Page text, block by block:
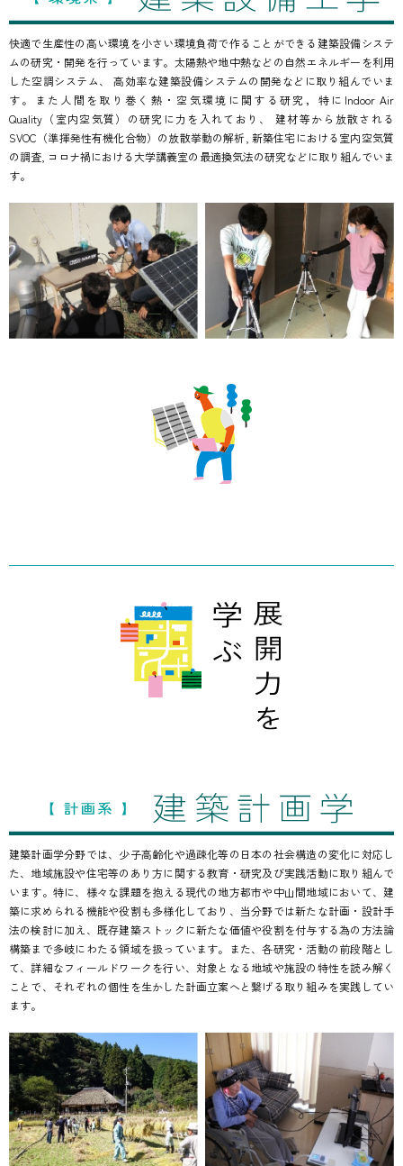
快適で生産性の高い環境を小さい環境負荷で作ることができる建築設備システ
ムの研究・開発を行っています。太陽熱や地中熱などの自然エネルギーを利用
した空調システム、 高効率な建築設備システムの開発などに取り組んでいま
す。また人間を取り巻く熱・空気環境に関する研究，特にIndoor Air
Quality（室内空気質）の研究に力を入れており、 建材等から放散される
SVOC（準揮発性有機化合物）の放散挙動の解析, 新築住宅における室内空気質
の調査, コロナ禍における大学講義室の最適換気法の研究などに取り組んでいま
す。
建築計画学分野では、少子高齢化や過疎化等の日本の社会構造の変化に対応し
た、地域施設や住宅等のあり方に関する教育・研究及び実践活動に取り組んで
います。特に、様々な課題を抱える現代の地方都市や中山間地域において、建
築に求められる機能や役割も多様化しており、当分野では新たな計画・設計手
法の検討に加え、既存建築ストックに新たな価値や役割を付与する為の方法論
構築まで多岐にわたる領域を扱っています。また、各研究・活動の前段階とし
て、詳細なフィールドワークを行い、対象となる地域や施設の特性を読み解く
ことで、それぞれの個性を生かした計画立案へと繋げる取り組みを実践してい
ます。